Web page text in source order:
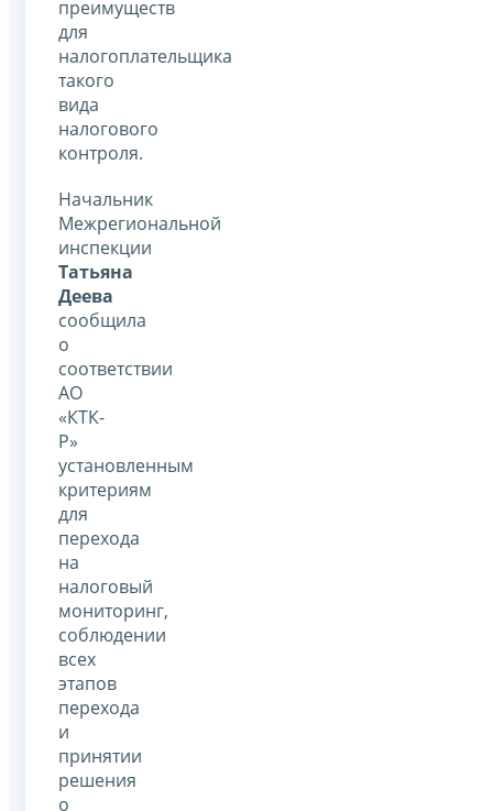
преимуществ
для
налогоплательщика
такого
вида
налогового
контроля.
Начальник
Межрегиональной
инспекции
Татьяна
Деева
сообщила
о
соответствии
АО
«КТК-
Р»
установленным
критериям
для
перехода
на
налоговый
мониторинг,
соблюдении
всех
этапов
перехода
и
принятии
решения
о